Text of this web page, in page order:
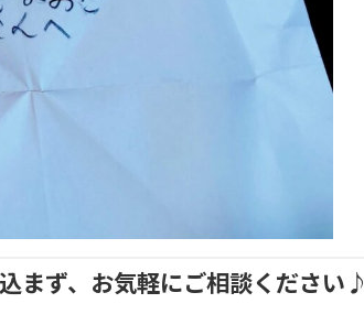
まず、お気軽にご相談ください♪